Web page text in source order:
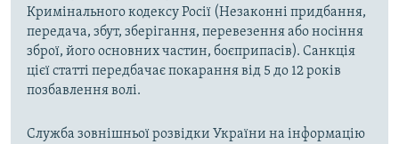
Кримінального кодексу Росії (Незаконні придбання,
передача, збут, зберігання, перевезення або носіння
зброї, його основних частин, боєприпасів). Санкція
цієї статті передбачає покарання від 5 до 12 років
позбавлення волі.
Служба зовнішньої розвідки України на інформацію